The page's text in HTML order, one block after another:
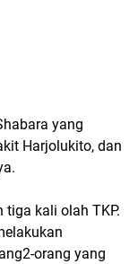
yang
Harjolukito, dan
kali olah TKP.
orang yang